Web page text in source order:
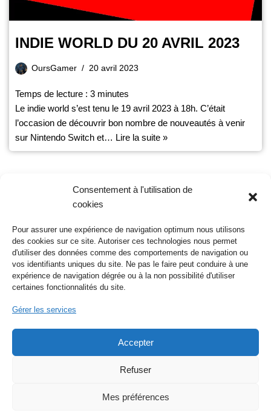
Consentement à l'utilisation de
cookies
Pour assurer une expérience de navigation optimum nous utilisons
des cookies sur ce site. Autoriser ces technologies nous permet
d'utiliser des données comme des comportements de navigation ou
vos identifiants uniques du site. Ne pas le faire peut conduire à une
expérience de navigation dégrée ou à la non possibilité d'utiliser
certaines fonctionnalités du site.
Gérer les services
Accepter
Refuser
Mes préférences
INDIE WORLD DU 20 AVRIL 2023
OursGamer 20 avril 2023
Temps de lecture : 3 minutes
Le indie world s’est tenu le 19 avril 2023 à 18h. C’était
l’occasion de découvrir bon nombre de nouveautés à venir
sur Nintendo Switch et… Lire la suite »
1
Nos réseaux sociaux
Simple illustration vector created by freepik -
www.freepik.com